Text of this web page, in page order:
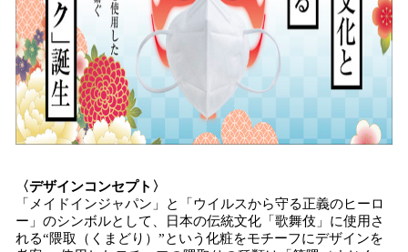
〈デザインコンセプト〉
「メイドインジャパン」と「ウイルスから守る正義のヒーロ
ー」のシンボルとして、日本の伝統文化「歌舞伎」に使用さ
れる“隈取（くまどり）”という化粧をモチーフにデザインを